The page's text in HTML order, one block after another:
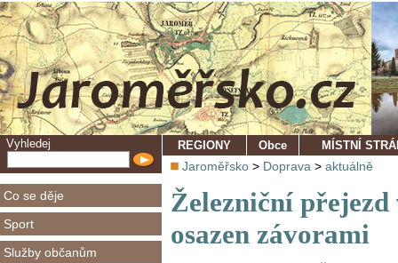
Vyhledej
Co se děje
Sport
Služby občanům
REGIONY Obce MÍSTNÍ
Jaroměřsko > Doprava > aktuálně
Železniční
osazen závorami